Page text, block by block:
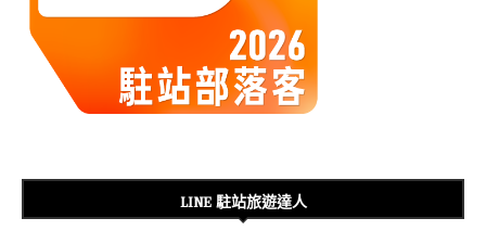
LINE 駐站旅遊達人